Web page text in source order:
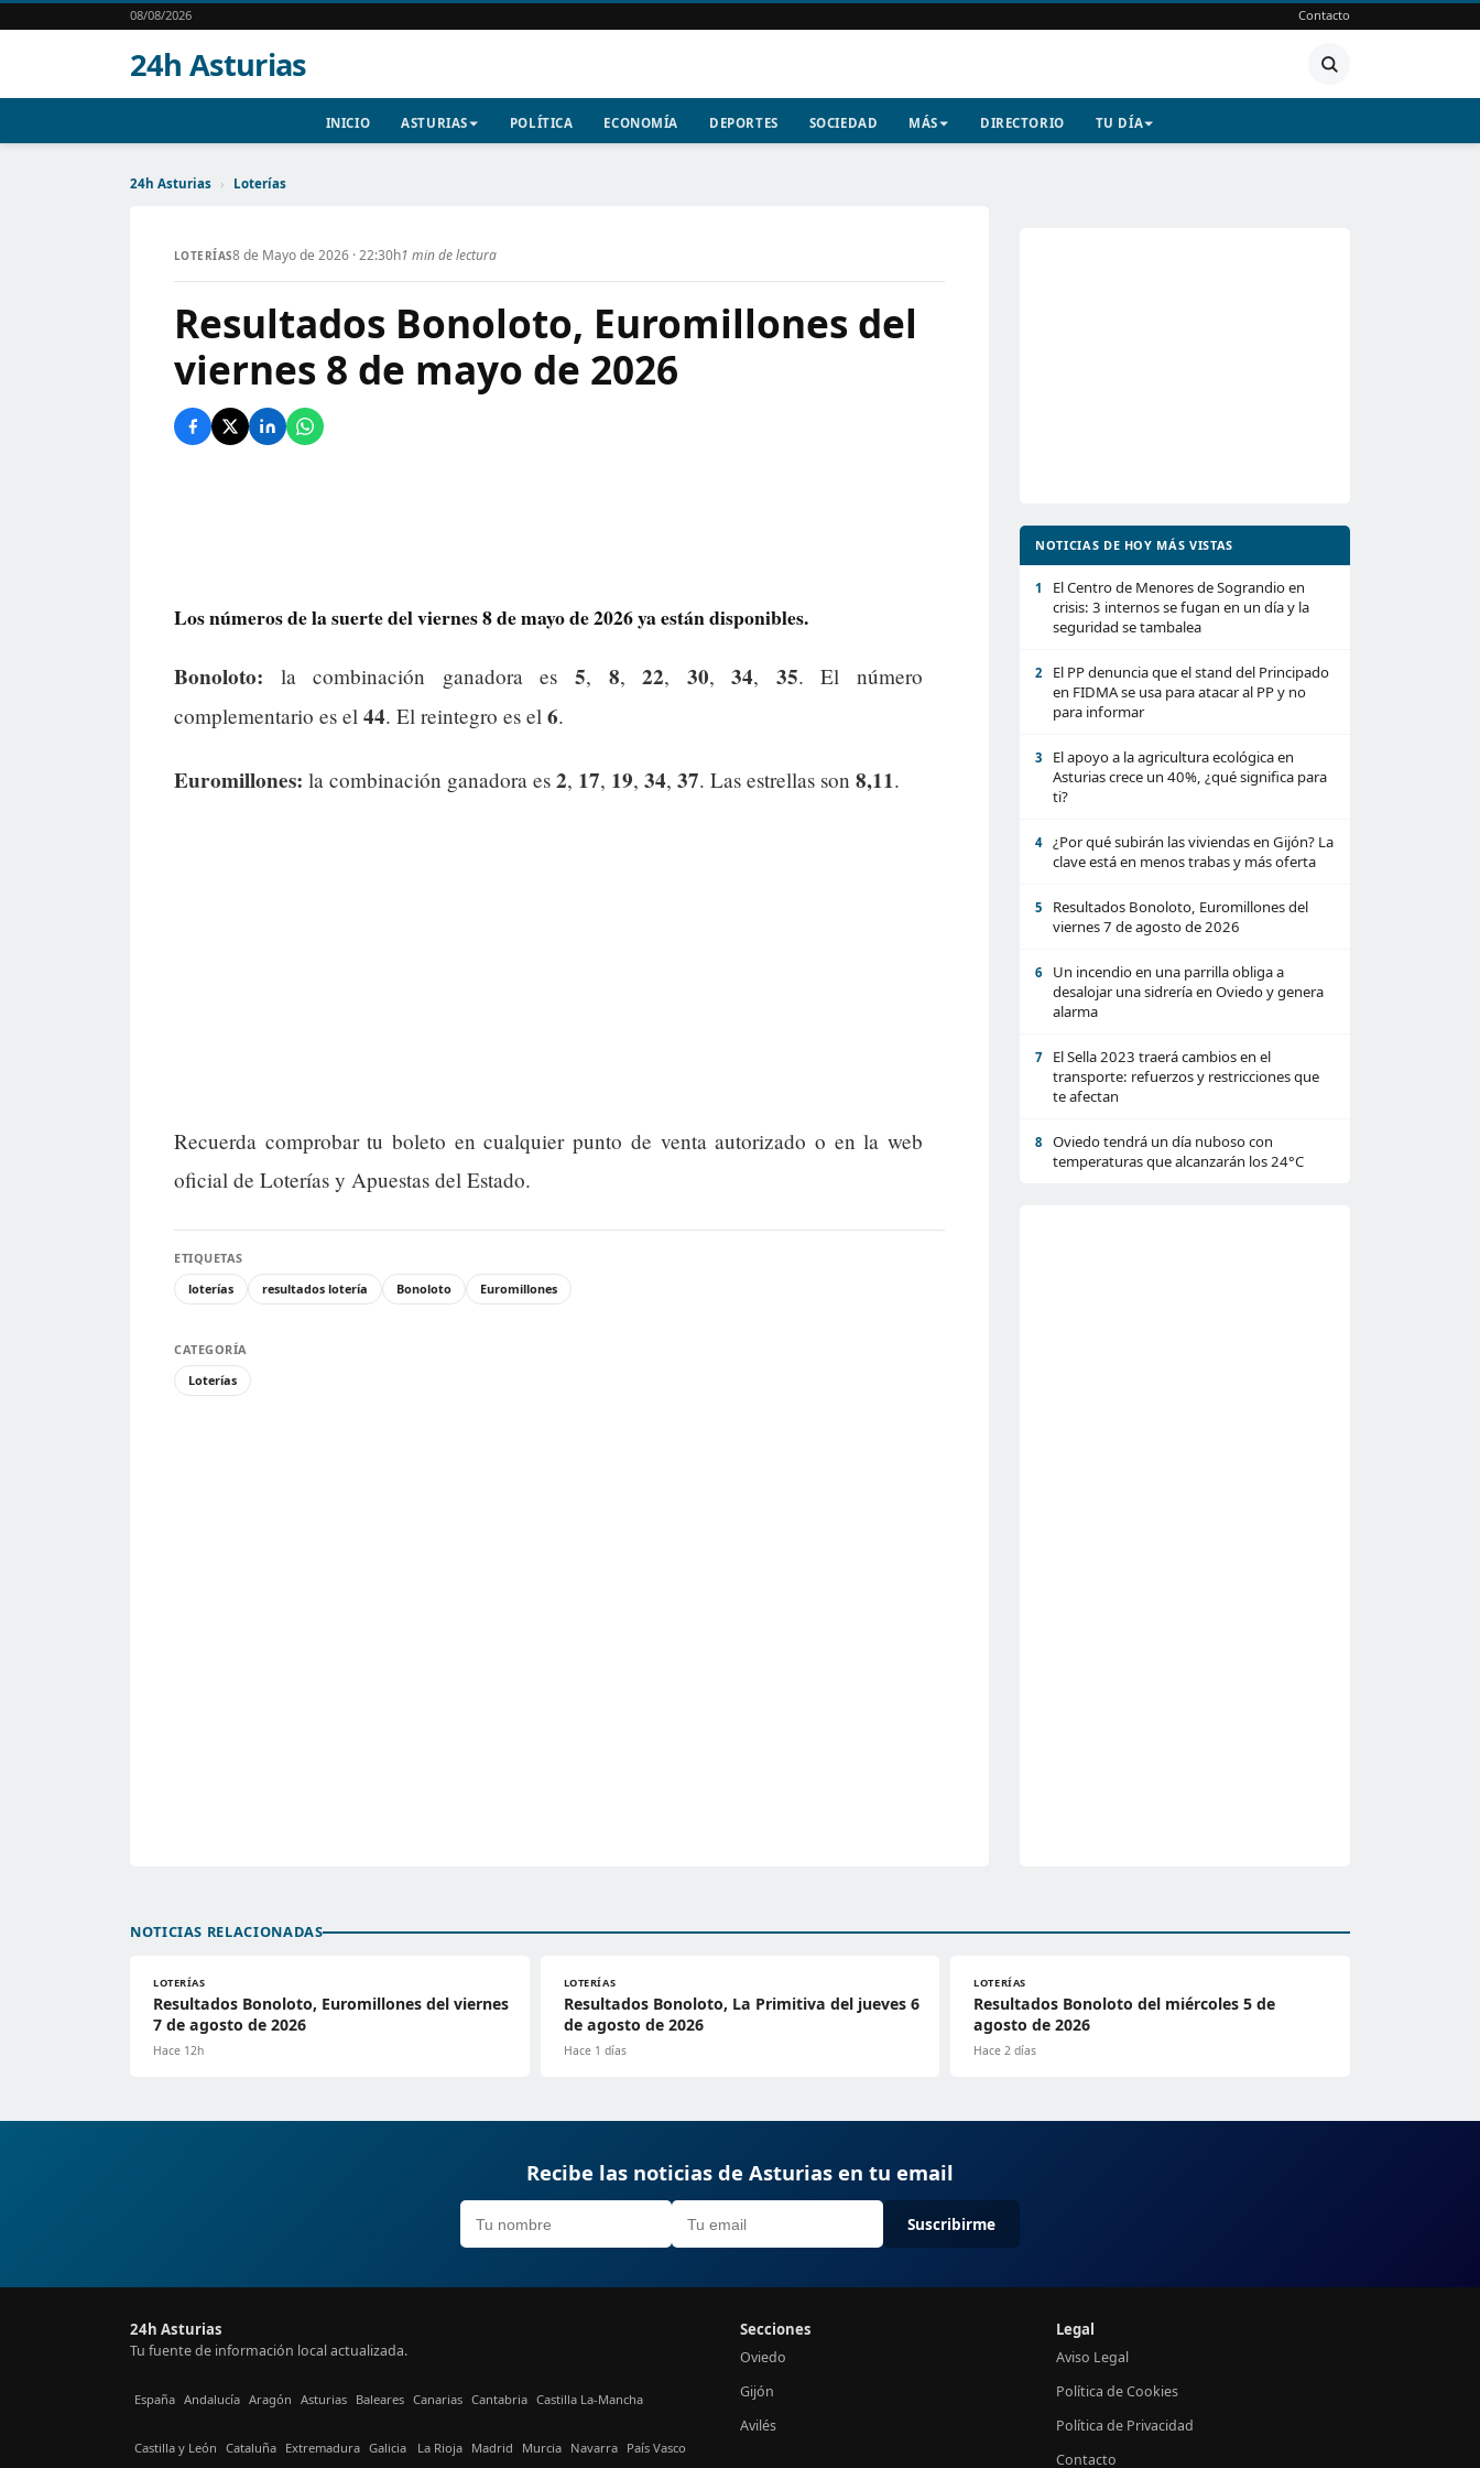
08/08/2026 Contacto
24h Asturias
INICIO ASTURIAS POLÍTICA ECONOMÍA DEPORTES SOCIEDAD MÁS DIRECTORIO TU DÍA
24h Asturias › Loterías
LOTERÍAS8 de Mayo de 2026 · 22:30h1 min de lectura
Resultados Bonoloto, Euromillones del
viernes 8 de mayo de 2026
Los números de la suerte del viernes 8 de mayo de 2026 ya están disponibles.
Bonoloto: la combinación ganadora es 5, 8,22, 30,34, 35. El número
complementario es el 44. El reintegro es el 6.
Euromillones: la combinación ganadora es 2, 17, 19, 34, 37. Las estrellas son 8,11.
Recuerda comprobar tu boleto en cualquier punto de venta autorizado o en la web
oficial de Loterías y Apuestas del Estado.
ETIQUETAS
loterías
resultados lotería Bonoloto Euromillones
CATEGORÍA
Loterías
NOTICIAS DE HOY MÁS VISTAS
1
El Centro de Menores de Sograndio en
crisis: 3 internos se fugan en un día y la
seguridad se tambalea
2
El PP denuncia que el stand del Principado
en FIDMA se usa para atacar al PP y no
para informar
3
El apoyo a la agricultura ecológica en
Asturias crece un 40%, ¿qué significa para
ti?
4
¿Por qué subirán las viviendas en Gijón? La
clave está en menos trabas y más oferta
5
Resultados Bonoloto, Euromillones del
viernes 7 de agosto de 2026
6
Un incendio en una parrilla obliga a
desalojar una sidrería en Oviedo y genera
alarma
7
El Sella 2023 traerá cambios en el
transporte: refuerzos y restricciones que
te afectan
8
Oviedo tendrá un día nuboso con
temperaturas que alcanzarán los 24°C
NOTICIAS RELACIONADAS
LOTERÍAS
Resultados Bonoloto, Euromillones del viernes
7 de agosto de 2026
Hace 12h
LOTERÍAS
Resultados Bonoloto, La Primitiva del jueves 6
de agosto de 2026
Hace 1 días
LOTERÍAS
Resultados Bonoloto del miércoles 5 de
agosto de 2026
Hace 2 días
Recibe las noticias de Asturias en tu email
Suscribirme
24h Asturias
Tu fuente de información local actualizada.
España Andalucía Aragón Asturias Baleares Canarias Cantabria Castilla La-Mancha
Castilla y León Cataluña Extremadura Galicia La Rioja Madrid Murcia Navarra País Vasco
Secciones
Oviedo
Gijón
Avilés
Legal
Aviso Legal
Política de Cookies
Política de Privacidad
Contacto